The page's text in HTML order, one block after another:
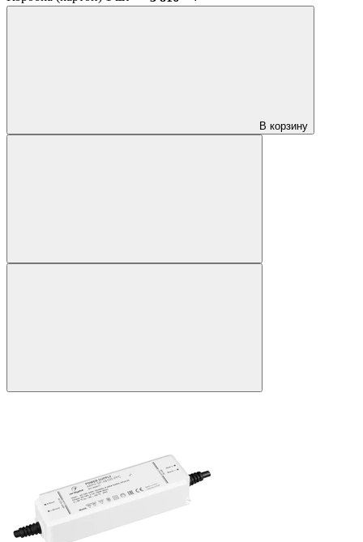
В корзину